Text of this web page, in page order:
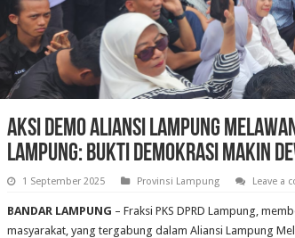
Aksi Demo Aliansi Lampung
Lampung: Bukti Demokrasi Makin
1 September 2025 Provinsi Lampung Leave a
BANDAR LAMPUNG – Fraksi PKS DPRD Lampung,
masyarakat, yang tergabung dalam Aliansi Lampung